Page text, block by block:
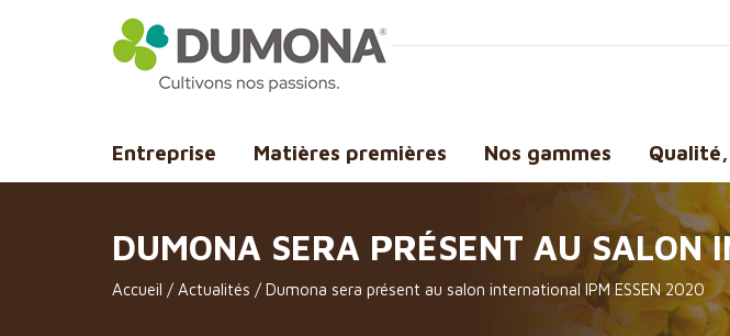
Entreprise Matières premières Nos gammes
DUMONA SERA PRÉSENT AU
Accueil / Actualités / Dumona sera présent au salon international IPM ESSEN 2020